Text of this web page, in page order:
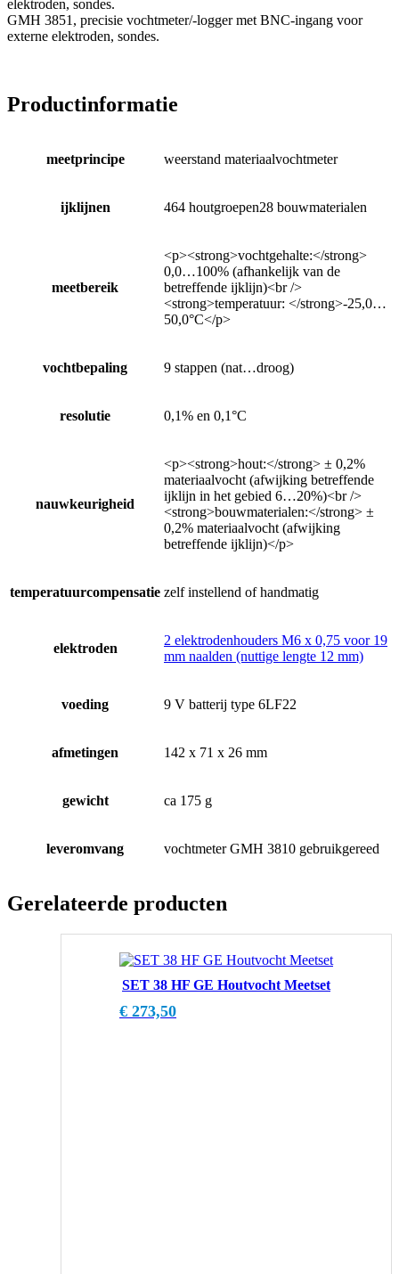
elektroden, sondes.
GMH 3851, precisie vochtmeter/-logger met BNC-ingang voor
externe elektroden, sondes.
Productinformatie
meetprincipe weerstand materiaalvochtmeter
ijklijnen 464 houtgroepen28 bouwmaterialen
meetbereik
<p><strong>vochtgehalte:</strong>
0,0…100% (afhankelijk van de
betreffende ijklijn)<br />
<strong>temperatuur: </strong>-25,0…
50,0°C</p>
vochtbepaling 9 stappen (nat…droog)
resolutie 0,1% en 0,1°C
nauwkeurigheid
<p><strong>hout:</strong> ± 0,2%
materiaalvocht (afwijking betreffende
ijklijn in het gebied 6…20%)<br />
<strong>bouwmaterialen:</strong> ±
0,2% materiaalvocht (afwijking
betreffende ijklijn)</p>
temperatuurcompensatie zelf instellend of handmatig
elektroden
2 elektrodenhouders M6 x 0,75 voor 19
mm naalden (nuttige lengte 12 mm)
voeding 9 V batterij type 6LF22
afmetingen 142 x 71 x 26 mm
gewicht ca 175 g
leveromvang vochtmeter GMH 3810 gebruikgereed
Gerelateerde producten
SET 38 HF GE Houtvocht Meetset
€ 273,50